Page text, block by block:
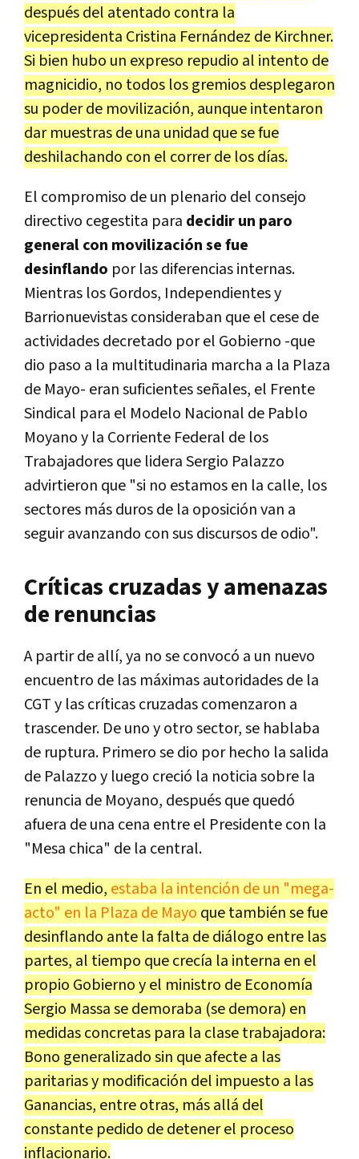
después del atentado contra la
vicepresidenta Cristina Fernández de Kirchner.
Si bien hubo un expreso repudio al intento de
magnicidio, no todos los gremios desplegaron
su poder de movilización, aunque intentaron
dar muestras de una unidad que se fue
deshilachando con el correr de los días.
El compromiso de un plenario del consejo
directivo cegestita para decidir un paro
general con movilización se fue
desinflando por las diferencias internas.
Mientras los Gordos, Independientes y
Barrionuevistas consideraban que el cese de
actividades decretado por el Gobierno -que
dio paso a la multitudinaria marcha a la Plaza
de Mayo- eran suficientes señales, el Frente
Sindical para el Modelo Nacional de Pablo
Moyano y la Corriente Federal de los
Trabajadores que lidera Sergio Palazzo
advirtieron que "si no estamos en la calle, los
sectores más duros de la oposición van a
seguir avanzando con sus discursos de odio".
Críticas cruzadas y amenazas
de renuncias
A partir de allí, ya no se convocó a un nuevo
encuentro de las máximas autoridades de la
CGT y las críticas cruzadas comenzaron a
trascender. De uno y otro sector, se hablaba
de ruptura. Primero se dio por hecho la salida
de Palazzo y luego creció la noticia sobre la
renuncia de Moyano, después que quedó
afuera de una cena entre el Presidente con la
"Mesa chica" de la central.
En el medio, estaba la intención de un "mega-
acto" en la Plaza de Mayo que también se fue
desinflando ante la falta de diálogo entre las
partes, al tiempo que crecía la interna en el
propio Gobierno y el ministro de Economía
Sergio Massa se demoraba (se demora) en
medidas concretas para la clase trabajadora:
Bono generalizado sin que afecte a las
paritarias y modificación del impuesto a las
Ganancias, entre otras, más allá del
constante pedido de detener el proceso
inflacionario.